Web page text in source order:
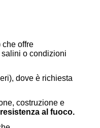
che offre
o condizioni
dove è richiesta
costruzione e
al fuoco.